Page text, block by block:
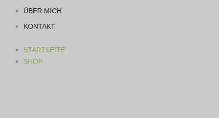
ÜBER MICH
KONTAKT
STARTSEITE
SHOP